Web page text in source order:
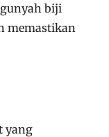
biji
memastikan
yang